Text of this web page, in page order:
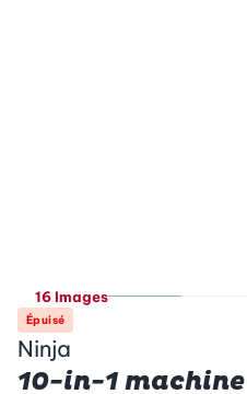
16 Images
Épuisé
Ninja
10-in-1 machine